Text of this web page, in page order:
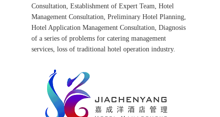
Consultation, Establishment of Expert Team, Hotel
Management Consultation, Preliminary Hotel Planning,
Hotel Application Management Consultation, Diagnosis
of a series of problems for catering management
services, loss of traditional hotel operation industry.